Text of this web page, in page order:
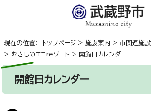
現在の位置： トップページ > 施設案内 > 市関連施設
> むさしのエコreゾート > 開館日カレンダー
開館日カレンダー